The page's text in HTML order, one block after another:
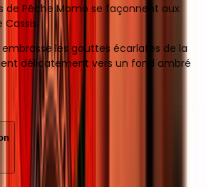
de Pêche Momo se façonnent aux
les gouttes écarlates de la
délicatement vers un fond ambré